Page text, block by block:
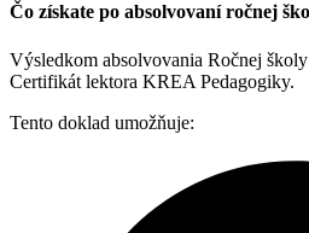
Čo získate po absolvovaní ročnej
Výsledkom absolvovania Ročnej
Certifikát lektora KREA Pedagogiky.
Tento doklad umožňuje: